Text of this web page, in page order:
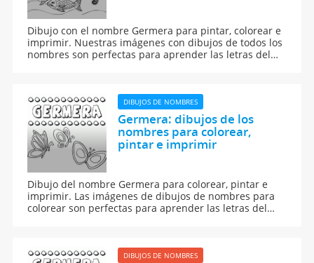
Dibujo con el nombre Germera para pintar, colorear e
imprimir. Nuestras imágenes con dibujos de todos los
nombres son perfectas para aprender las letras del
DIBUJOS DE NOMBRES
Germera: dibujos de los
nombres para colorear,
pintar e imprimir
Dibujo del nombre Germera para colorear, pintar e
imprimir. Las imágenes de dibujos de nombres para
colorear son perfectas para aprender las letras del
DIBUJOS DE NOMBRES